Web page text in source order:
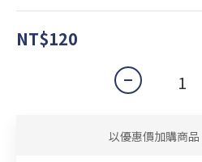
NT$120
以優惠價加購商品